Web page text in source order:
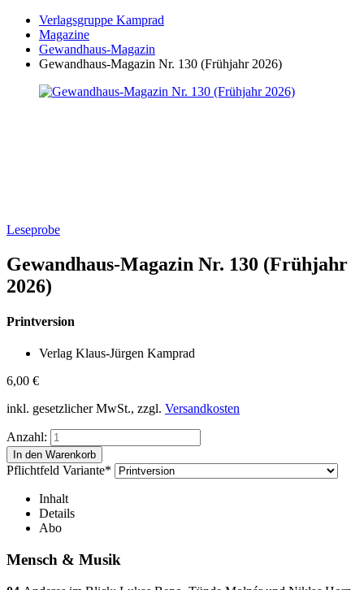
Verlagsgruppe Kamprad
Magazine
Gewandhaus-Magazin
Gewandhaus-Magazin Nr. 130 (Frühjahr 2026)
Leseprobe
Gewandhaus-Magazin Nr. 130 (Frühjahr
2026)
Printversion
Verlag Klaus-Jürgen Kamprad
6,00 €
inkl. gesetzlicher MwSt., zzgl. Versandkosten
Anzahl:
Pflichtfeld Variante*
Inhalt
Details
Abo
Mensch & Musik